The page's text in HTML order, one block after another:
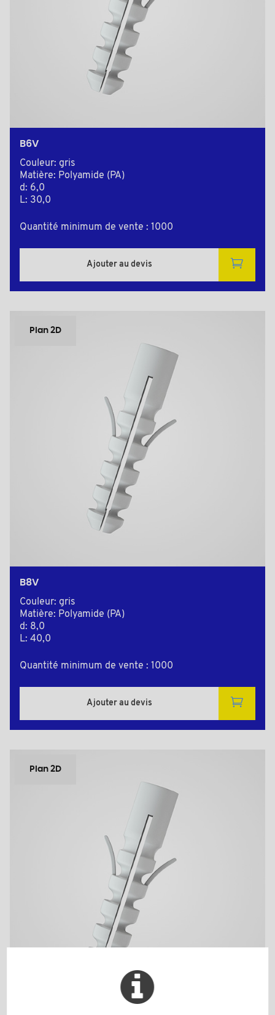
B6V
Couleur: gris
Matière: Polyamide (PA)
d: 6,0
L: 30,0
Quantité minimum de vente : 1000
Ajouter au devis
Plan 2D
B8V
Couleur: gris
Matière: Polyamide (PA)
d: 8,0
L: 40,0
Quantité minimum de vente : 1000
Ajouter au devis
Plan 2D